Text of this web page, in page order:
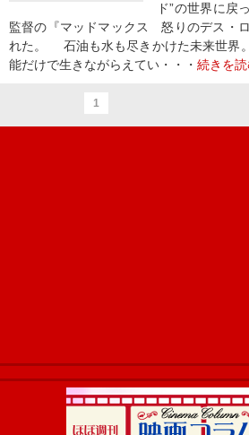
ド”の世界に戻
監督の『マッドマックス 怒りのデス・
れた。 石油も水も尽きかけた未来世界
能だけで生きながらえてい・・・ 続きを
1